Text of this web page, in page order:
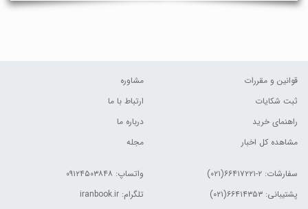
قوانین و مقررات
ثبت شکایات
راهنمای خرید
مشاهده کل اخبار
مشاوره
ارتباط با ما
درباره ما
مجله
سفارشات: ۲-۶۶۴۱۷۲۲۱(۰۲۱)
پشتیبانی: ۶۶۴۱۴۳۵۳(۰۲۱)
واتساپ: ۰۹۱۲۴۵۰۳۸۴۸
تلگرام: iranbook.ir